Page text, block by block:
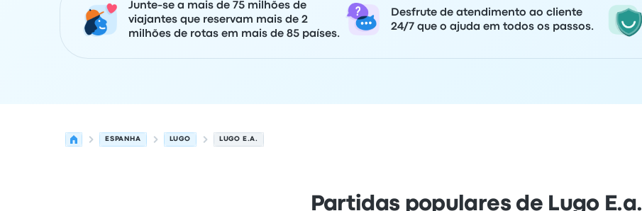
Junte-se a mais de 75 milhões de
viajantes que reservam mais de 2
milhões de rotas em mais de 85 países.
Desfrute de atendimento ao cliente
24/7 que o ajuda em todos os passos.
ESPANHA LUGO LUGO E.A.
Partidas populares de Lugo E.a.